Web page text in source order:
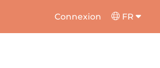
Connexion FR